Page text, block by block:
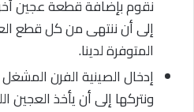
نقوم بإضافة قطعة عجين
إلى أن ننتهى من كل قطع
المتوفرة لدينا.
ونتركها إلى أن يأخذ العجين